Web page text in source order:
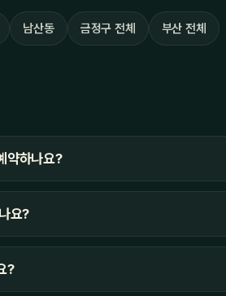
남산동 금정구 전체 부산 전체
약하나요?
요?
?